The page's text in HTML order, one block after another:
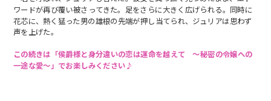
ワードが再び覆い被さってきた。足をさらに大きく広げられる。同時に
花芯に、熱く猛った男の雄根の先端が押し当てられ、ジュリアは思わず
声を上げた。
この続きは「侯爵様と身分違いの恋は運命を越えて 〜秘密の令嬢への
一途な愛〜」でお楽しみください♪